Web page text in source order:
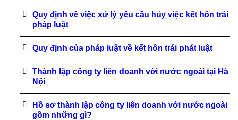
Quy định về việc xử lý yêu cầu hủy việc kết hôn trái
pháp luật
Quy định của pháp luật về kết hôn trái phát luật
Thành lập công ty liên doanh với nước ngoài tại Hà
Nội
Hồ sơ thành lập công ty liên doanh với nước ngoài
gồm những gì?